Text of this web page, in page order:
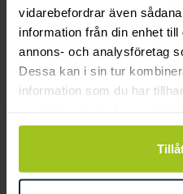
vidarebefordrar även
information från din enhet
annons- och analysföretag
Dessa kan i sin tur
information som du har
Gävle
Halmstad
Halmstad Hallarna
Haninge
Helsingborg
Jönköping